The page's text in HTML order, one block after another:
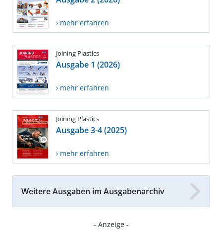
› mehr erfahren
Joining Plastics
Ausgabe 1 (2026)
› mehr erfahren
Joining Plastics
Ausgabe 3-4 (2025)
› mehr erfahren
Weitere Ausgaben im Ausgabenarchiv
- Anzeige -